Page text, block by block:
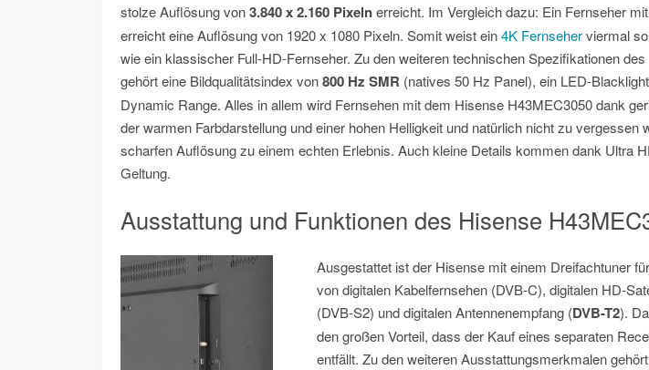
stolze Auflösung von3.840 x 2.160 Pixelnerreicht. Im Vergleich dazu: Ein Fernseher
erreicht eine Auflösung von 1920 x 1080 Pixeln. Somit weist ein4K Fernseherviermal
wie ein klassischer Full-HD-Fernseher. Zu den weiteren technischen Spezifikationen
gehört eine Bildqualitätsindex von800 Hz SMR (natives 50 Hz Panel), ein LED-
Dynamic Range. Alles in allem wird Fernsehen mit dem Hisense H43MEC3050 dank
der warmen Farbdarstellung und einer hohen Helligkeit und natürlich nicht zu vergessen
scharfen Auflösung zu einem echten Erlebnis. Auch kleine Details kommen dank Ultra
Geltung.
Ausstattung und Funktionen des Hisense
Ausgestattet ist der Hisense mit einem Dreifachtuner
von digitalen Kabelfernsehen (DVB-C), digitalen HD-
(DVB-S2) und digitalen Antennenempfang (DVB-T2).
den großen Vorteil, dass der Kauf eines separaten
entfällt. Zu den weiteren Ausstattungsmerkmalen